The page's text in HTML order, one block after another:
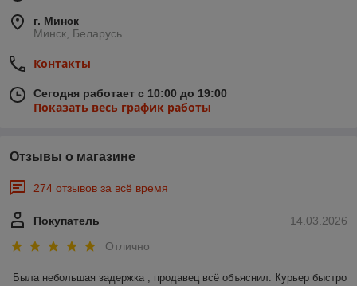
г. Минск
Минск, Беларусь
Контакты
Сегодня работает с 10:00 до 19:00
Показать весь график работы
Отзывы о магазине
274 отзывов за всё время
14.03.2026
Покупатель
Отлично
Была небольшая задержка , продавец всё объяснил. Курьер быстро